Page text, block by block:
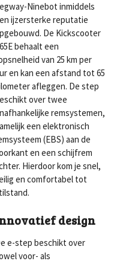
Ninebot inmiddels
ijzersterke reputatie
De Kickscooter
behaalt een
van 25 km per
en kan een afstand tot 65
afleggen. De step
over twee
remsystemen,
een elektronisch
(EBS) aan de
en een schijfrem
Hierdoor kom je snel,
en comfortabel tot
design
e-step beschikt over
voor- als